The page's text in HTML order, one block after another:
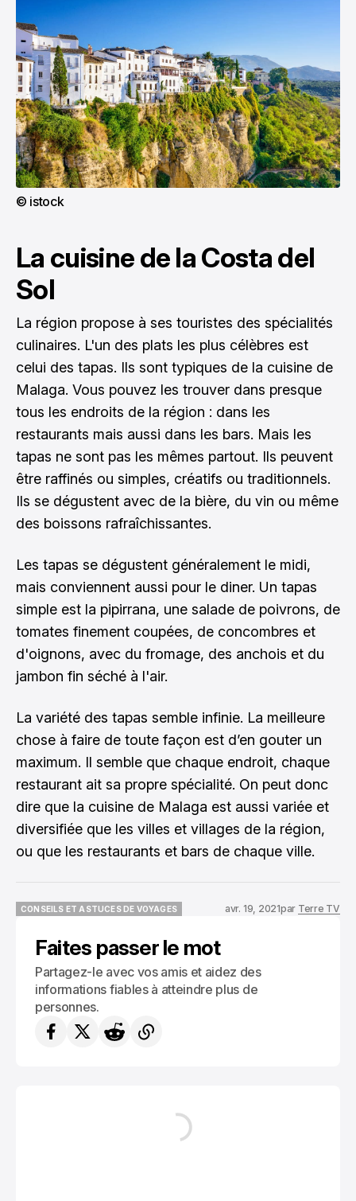
© istock
La cuisine de la Costa del
Sol
La région propose à ses touristes des spécialités
culinaires. L'un des plats les plus célèbres est
celui des tapas. Ils sont typiques de la cuisine de
Malaga. Vous pouvez les trouver dans presque
tous les endroits de la région : dans les
restaurants mais aussi dans les bars. Mais les
tapas ne sont pas les mêmes partout. Ils peuvent
être raffinés ou simples, créatifs ou traditionnels.
Ils se dégustent avec de la bière, du vin ou même
des boissons rafraîchissantes.
Les tapas se dégustent généralement le midi,
mais conviennent aussi pour le diner. Un tapas
simple est la pipirrana, une salade de poivrons, de
tomates finement coupées, de concombres et
d'oignons, avec du fromage, des anchois et du
jambon fin séché à l'air.
La variété des tapas semble infinie. La meilleure
chose à faire de toute façon est d’en gouter un
maximum. Il semble que chaque endroit, chaque
restaurant ait sa propre spécialité. On peut donc
dire que la cuisine de Malaga est aussi variée et
diversifiée que les villes et villages de la région,
ou que les restaurants et bars de chaque ville.
CONSEILS ET ASTUCES DE VOYAGES
avr. 19, 2021par Terre TV
Faites passer le mot
Partagez-le avec vos amis et aidez des
informations fiables à atteindre plus de
personnes.